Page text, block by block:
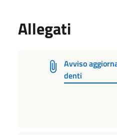
Allegati
Avviso
denti